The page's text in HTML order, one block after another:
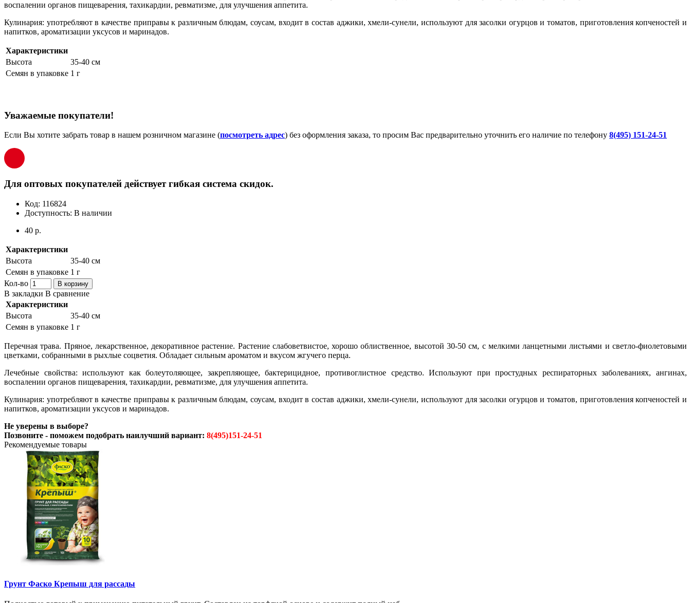
воспалении органов пищеварения, тахикардии, ревматизме, для улучшения аппетита.
Кулинария: употребляют в качестве приправы к различным блюдам, соусам, входит в состав аджики, хмели-сунели, используют для засолки огурцов и томатов, приготовления копченостей и
напитков, ароматизации уксусов и маринадов.
Характеристики
Высота
35-40 см
Семян в упаковке 1 г
Уважаемые покупатели!
Если Вы хотите забрать товар в нашем розничном магазине (посмотреть адрес) без оформления заказа, то просим Вас предварительно уточнить его наличие по телефону 8(495) 151-24-51
Для оптовых покупателей действует гибкая система скидок.
Код: 116824
Доступность: В наличии
40 р.
Характеристики
Высота
35-40 см
Семян в упаковке 1 г
Кол-во
В корзину
В закладки В сравнение
Характеристики
Высота
35-40 см
Семян в упаковке 1 г
Перечная трава. Пряное, лекарственное, декоративное растение. Растение слабоветвистое, хорошо облиственное, высотой 30-50 см, c мелкими ланцетными листьями и светло-фиолетовыми
цветками, собранными в рыхлые соцветия. Обладает сильным ароматом и вкусом жгучего перца.
Лечебные свойства: используют как болеутоляющее, закрепляющее, бактерицидное, противоглистное средство. Используют при простудных респираторных заболеваниях, ангинах,
воспалении органов пищеварения, тахикардии, ревматизме, для улучшения аппетита.
Кулинария: употребляют в качестве приправы к различным блюдам, соусам, входит в состав аджики, хмели-сунели, используют для засолки огурцов и томатов, приготовления копченостей и
напитков, ароматизации уксусов и маринадов.
Не уверены в выборе?
Позвоните - поможем подобрать наилучший вариант: 8(495)151-24-51
Рекомендуемые товары
Грунт Фаско Крепыш для рассады